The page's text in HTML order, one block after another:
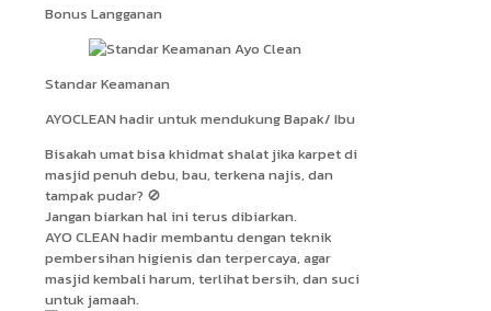
Bonus Langganan
Standar Keamanan
AYOCLEAN hadir untuk mendukung Bapak/ Ibu
Bisakah umat bisa khidmat shalat jika karpet di
masjid penuh debu, bau, terkena najis, dan
tampak pudar? 🚫
Jangan biarkan hal ini terus dibiarkan.
AYO CLEAN hadir membantu dengan teknik
pembersihan higienis dan terpercaya, agar
masjid kembali harum, terlihat bersih, dan suci
untuk jamaah.